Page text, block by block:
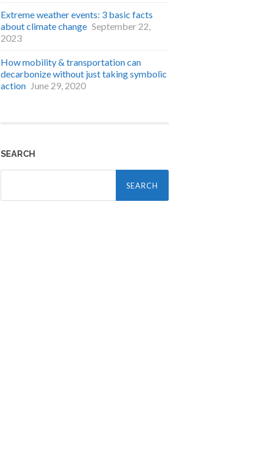
Extreme weather events: 3 basic facts
about climate change September 22,
2023
How mobility & transportation can
decarbonize without just taking symbolic
action June 29, 2020
SEARCH
Search